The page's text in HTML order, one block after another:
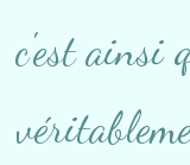
c'est ainsi